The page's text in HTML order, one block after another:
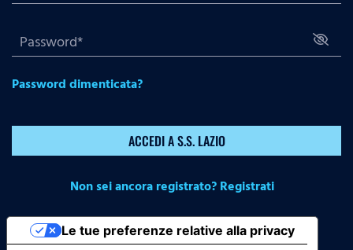
Password dimenticata?
ACCEDI A S.S. LAZIO
Non sei ancora registrato? Registrati
Le tue preferenze relative alla privacy